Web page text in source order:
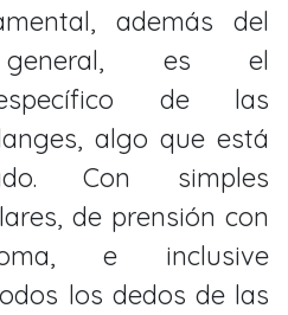
además del
general, es el
de las
algo que está
Con simples
de prensión con
e inclusive
los dedos de las